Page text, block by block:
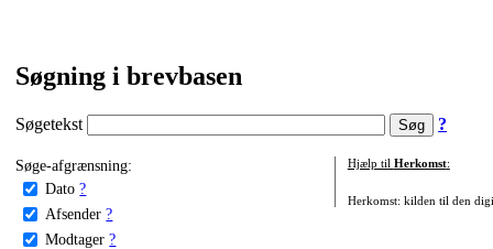
Søgning i brevbasen
Søgetekst ?
Søge-afgrænsning:
Dato ?
Afsender ?
Modtager ?
Hjælp til Herkomst:
Herkomst: kilden til den